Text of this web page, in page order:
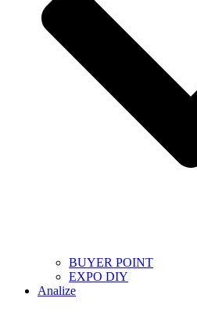
BUYER POINT
EXPO DIY
Analize